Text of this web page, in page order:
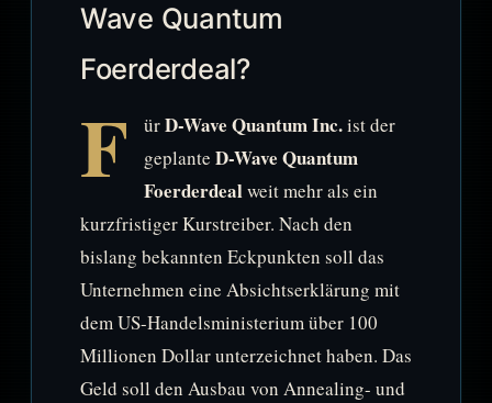
Wave Quantum
Foerderdeal?
F ürD-Wave Quantum Inc.ist der
geplante D-Wave Quantum
Foerderdealweit mehr als ein
kurzfristiger Kurstreiber. Nach den
bislang bekannten Eckpunkten soll das
Unternehmen eine Absichtserklärung mit
dem US-Handelsministerium über 100
Millionen Dollar unterzeichnet haben. Das
Geld soll den Ausbau von Annealing- und